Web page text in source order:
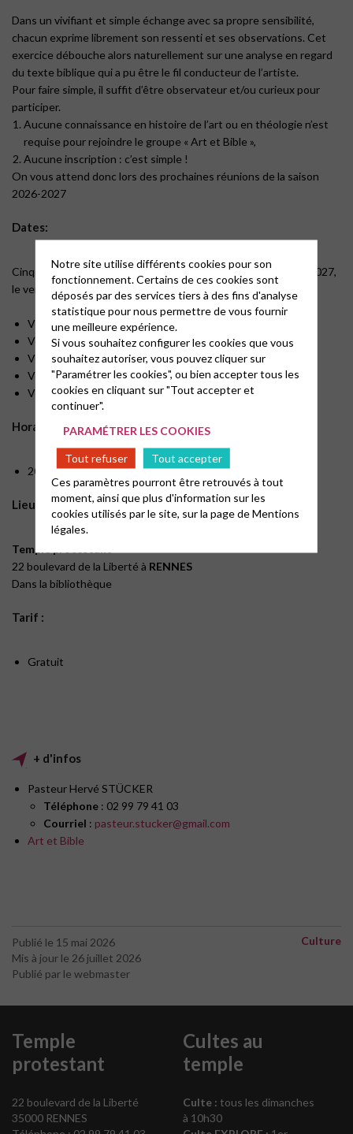
Dans un vivifiant et simple échange avec sa propre sensibilité,
chacun exprime librement son ressenti et ses observations. Cet
exercice débouche alors naturellement sur une analyse en regard
du texte biblique qui a pu être le fil conducteur de l’artiste.
Pour faire simple, il suffit d’être observateur et/ou curieux pour
participer.
Aucune connaissance en histoire de l’art ou en théologie n’est
requise pour rejoindre le groupe « Art et Bible »,
Aucune inscription : c’est simple !
On vous attend donc lors des prochaines réunions de la saison
2026-2027
Dates:
Cinq rencontres sont prévues entre septembre 2026 et mai 2027,
le vendredi à 20h dans la bibliothèque du Temple.
Vendredi 25 septembre 2026
Vendredi 20 novembre 2026
Vendredi 29 janvier 2027
Vendredi 19 mars 2027
Vendredi 28 mai 2027
Horaire :
20h
Lieu :
Temple protestant
22 boulevard de la Liberté à RENNES
Dans la bibliothèque
Tarif :
Gratuit
+ d'infos
Pasteur Hervé STÜCKER
Téléphone : 02 99 79 41 03
Courriel : pasteur.stucker@gmail.com
Art et Bible
Publié le 15 mai 2026
Mis à jour le 26 juillet 2026
Publié par le webmaster
Culture
Temple
protestant
22 boulevard de la Liberté
35000 RENNES
Cultes au
temple
Culte : tous les dimanches
à 10h30
Notre site utilise différents cookies pour son
fonctionnement. Certains de ces cookies sont
déposés par des services tiers à des fins d'analyse
statistique pour nous permettre de vous fournir
une meilleure expérience.
Si vous souhaitez configurer les cookies que vous
souhaitez autoriser, vous pouvez cliquer sur
"Paramétrer les cookies", ou bien accepter tous les
cookies en cliquant sur "Tout accepter et
continuer".
PARAMÉTRER LES COOKIES
Tout refuser
Tout accepter
Ces paramètres pourront être retrouvés à tout
moment, ainsi que plus d'information sur les
cookies utilisés par le site, sur la page deMentions
légales.